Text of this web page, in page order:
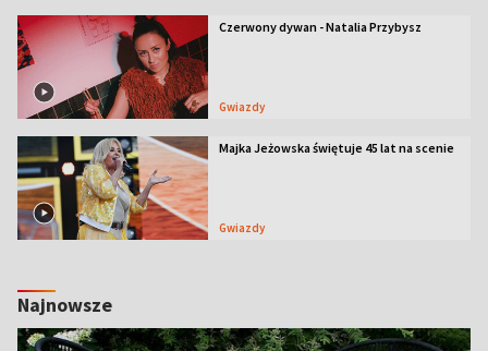
Czerwony dywan - Natalia Przybysz
Gwiazdy
Majka Jeżowska świętuje 45 lat na scenie
Gwiazdy
Najnowsze